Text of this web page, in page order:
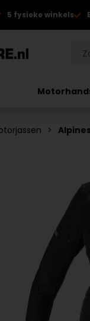
5 fysieke winkels